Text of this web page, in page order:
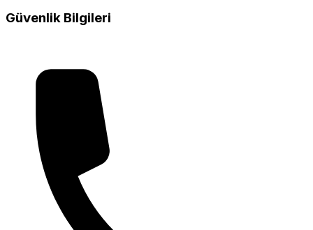
Güvenlik Bilgileri